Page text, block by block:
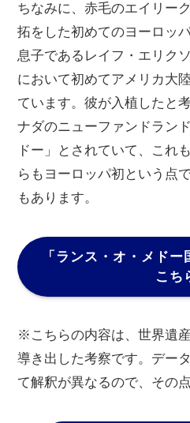
ちなみに、赤毛のエイリー
拓をした初めてのヨーロッ
息子であるレイフ・エリク
において初めてアメリカ大
ています。彼が入植したと
ナダのニューファンドラン
ドー」とされていて、これ
らもヨーロッパ初という点
もあります。
「ランス・オ・メド
こち
※こちらの内容は、世界遺
導き出した考察です。デー
て解釈が異なるので、その